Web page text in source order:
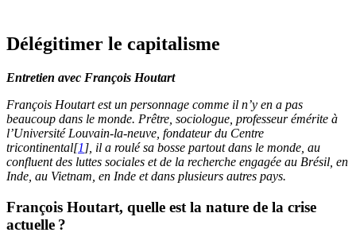
Délégitimer le capitalisme
Entretien avec François Houtart
François Houtart est un personnage comme il n’y en a pas
beaucoup dans le monde. Prêtre, sociologue, professeur émérite à
l’Université Louvain-la-neuve, fondateur du Centre
tricontinental[1 ], il a roulé sa bosse partout dans le monde, au
confluent des luttes sociales et de la recherche engagée au Brésil, en
Inde, au Vietnam, en Inde et dans plusieurs autres pays.
François Houtart, quelle est la nature de la crise
actuelle ?